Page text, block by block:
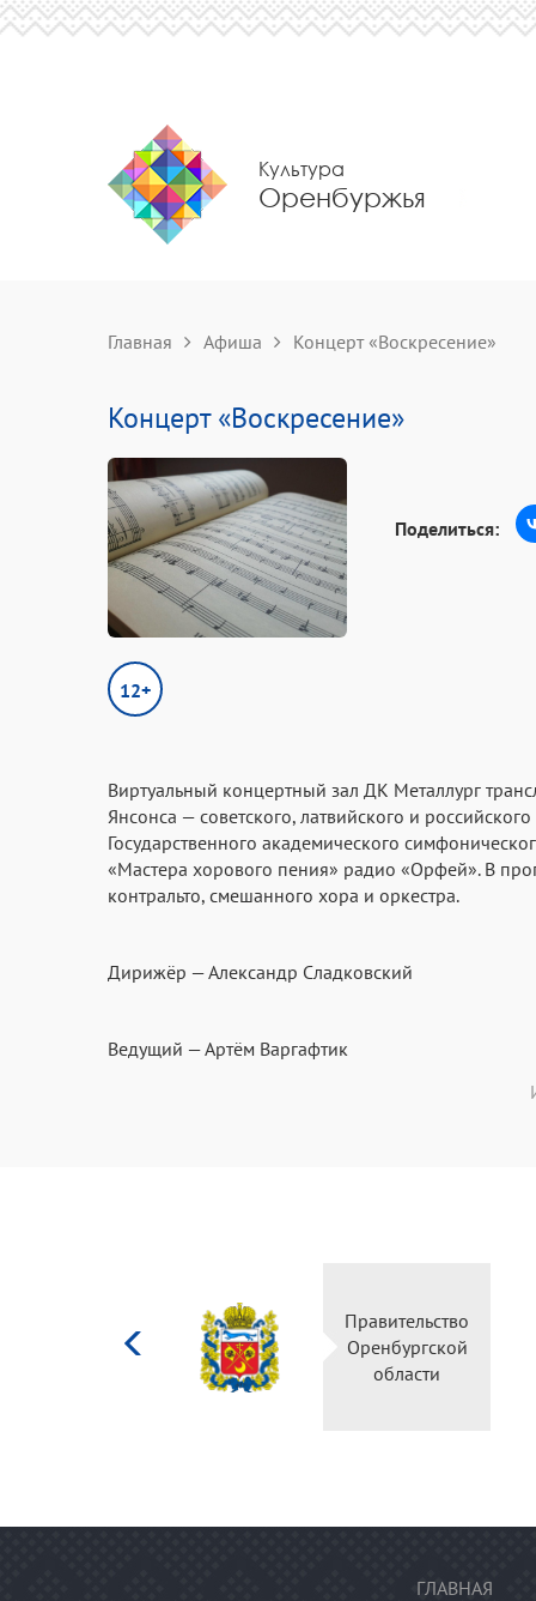
Культура
Оренбуржья
Главная Афиша Концерт «Воскресение»
Концерт «Воскресение»
12+
Поделиться:
Виртуальный концертный зал ДК Металлург
Янсонса — советского, латвийского и
Государственного академического
«Мастера хорового пения» радио «Орфей». В
контральто, смешанного хора и оркестра.
Дирижёр — Александр Сладковский
Ведущий — Артём Варгафтик
Правительство
Оренбургской
области
ГЛАВНАЯ